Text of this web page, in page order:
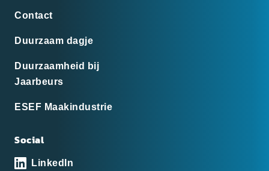
Contact
Duurzaam dagje
Duurzaamheid bij
Jaarbeurs
ESEF Maakindustrie
Social
LinkedIn